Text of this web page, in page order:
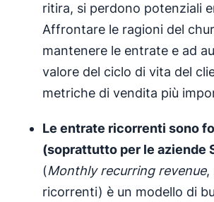
ritira, si perdono potenziali
Affrontare le ragioni del
mantenere le entrate e ad
valore del ciclo di vita del
metriche di vendita più
Le entrate ricorrenti sono
(soprattutto per le aziende
(Monthly recurring revenue,
ricorrenti) è un modello di